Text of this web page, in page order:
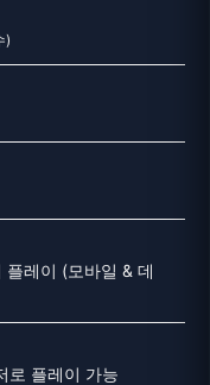
)
레이 (모바일 & 데
로 플레이 가능